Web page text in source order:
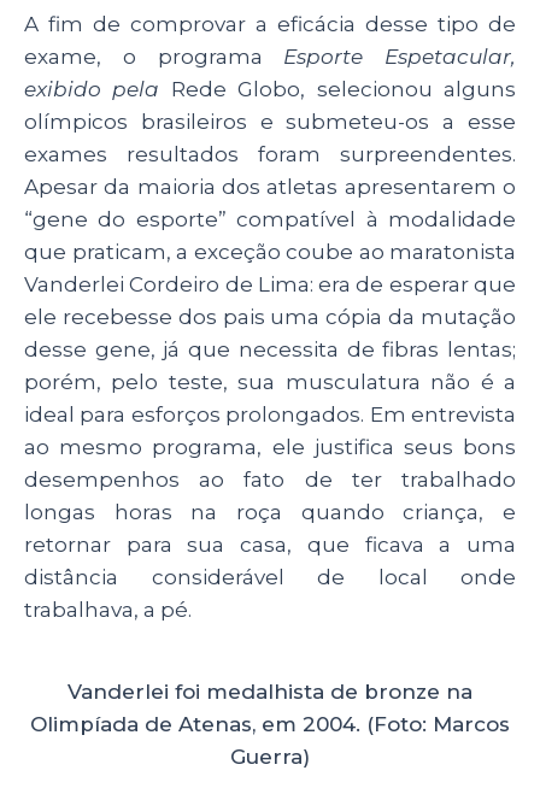
A fim de comprovar a eficácia desse tipo de
exame, o programa Esporte Espetacular,
exibido pela Rede Globo, selecionou alguns
olímpicos brasileiros e submeteu-os a esse
exames resultados foram surpreendentes.
Apesar da maioria dos atletas apresentarem o
“gene do esporte” compatível à modalidade
que praticam, a exceção coube ao maratonista
Vanderlei Cordeiro de Lima: era de esperar que
ele recebesse dos pais uma cópia da mutação
desse gene, já que necessita de fibras lentas;
porém, pelo teste, sua musculatura não é a
ideal para esforços prolongados. Em entrevista
ao mesmo programa, ele justifica seus bons
desempenhos ao fato de ter trabalhado
longas horas na roça quando criança, e
retornar para sua casa, que ficava a uma
distância considerável de local onde
trabalhava, a pé.
Vanderlei foi medalhista de bronze na
Olimpíada de Atenas, em 2004. (Foto: Marcos
Guerra)